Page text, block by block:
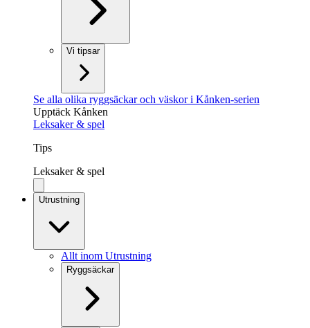
Vi tipsar
Se alla olika ryggsäckar och väskor i Kånken-serien
Upptäck Kånken
Leksaker & spel
Tips
Leksaker & spel
Utrustning
Allt inom Utrustning
Ryggsäckar